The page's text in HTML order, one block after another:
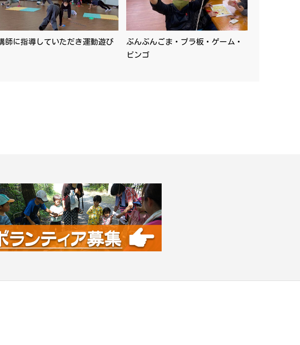
師に指導していただき運動遊び
ぶんぶんごま・プラ板・ゲーム・
ビンゴ